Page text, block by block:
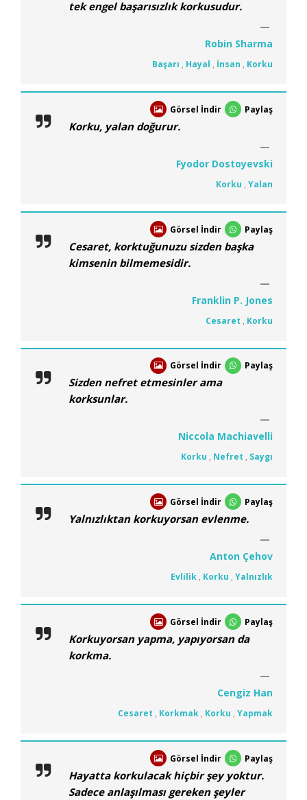
tek engel başarısızlık korkusudur.
Robin Sharma
Başarı , Hayal , İnsan , Korku
Görsel İndir Paylaş
Korku, yalan doğurur.
Fyodor Dostoyevski
Korku , Yalan
Görsel İndir Paylaş
Cesaret, korktuğunuzu sizden başka
kimsenin bilmemesidir.
Franklin P. Jones
Cesaret , Korku
Görsel İndir Paylaş
Sizden nefret etmesinler ama
korksunlar.
Niccola Machiavelli
Korku , Nefret , Saygı
Görsel İndir Paylaş
Yalnızlıktan korkuyorsan evlenme.
Anton Çehov
Evlilik , Korku , Yalnızlık
Görsel İndir Paylaş
Korkuyorsan yapma, yapıyorsan da
korkma.
Cengiz Han
Cesaret , Korkmak , Korku , Yapmak
Görsel İndir Paylaş
Hayatta korkulacak hiçbir şey yoktur.
Sadece anlaşılması gereken şeyler